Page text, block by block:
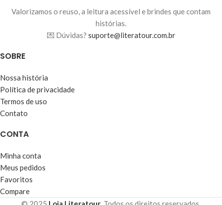
Valorizamos o reuso, a leitura acessível e brindes que contam
histórias.
💌 Dúvidas? suporte@literatour.com.br
SOBRE
Nossa história
Política de privacidade
Termos de uso
Contato
CONTA
Minha conta
Meus pedidos
Favoritos
Compare